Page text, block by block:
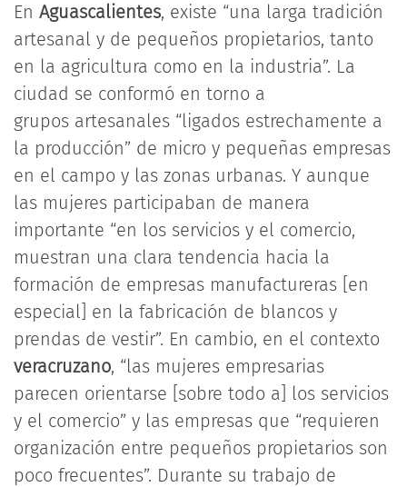
En Aguascalientes, existe “una larga tradición
artesanal y de pequeños propietarios, tanto
en la agricultura como en la industria”. La
ciudad se conformó en torno a
grupos artesanales “ligados estrechamente a
la producción” de micro y pequeñas empresas
en el campo y las zonas urbanas. Y aunque
las mujeres participaban de manera
importante “en los servicios y el comercio,
muestran una clara tendencia hacia la
formación de empresas manufactureras [en
especial] en la fabricación de blancos y
prendas de vestir”. En cambio, en el contexto
veracruzano, “las mujeres empresarias
parecen orientarse [sobre todo a] los servicios
y el comercio” y las empresas que “requieren
organización entre pequeños propietarios son
poco frecuentes”. Durante su trabajo de